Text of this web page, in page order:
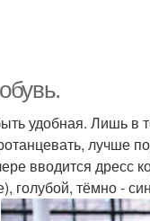
удобная. Лишь в
лучше
вводится дресс
голубой, тёмно -